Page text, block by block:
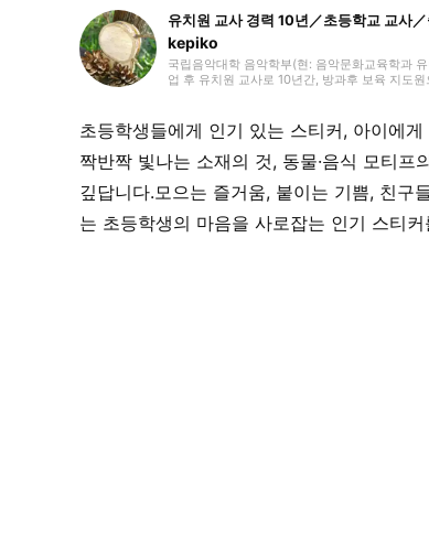
유치원 교사 경력 10년／초등학교 교사
kepiko
국립음악대학 음악학부(현: 음악문화교육학과
업 후 유치원 교사로 10년간, 방과후 보육 지도
음악과 아이들과 관련된 분야를 중심으로 실천
도어, 책, 공작, 크래프트. 특기는 팽이 기술.
초등학생들에게 인기 있는 스티커, 아이에
짝반짝 빛나는 소재의 것, 동물·음식 모티
깊답니다.모으는 즐거움, 붙이는 기쁨, 친구
는 초등학생의 마음을 사로잡는 인기 스티